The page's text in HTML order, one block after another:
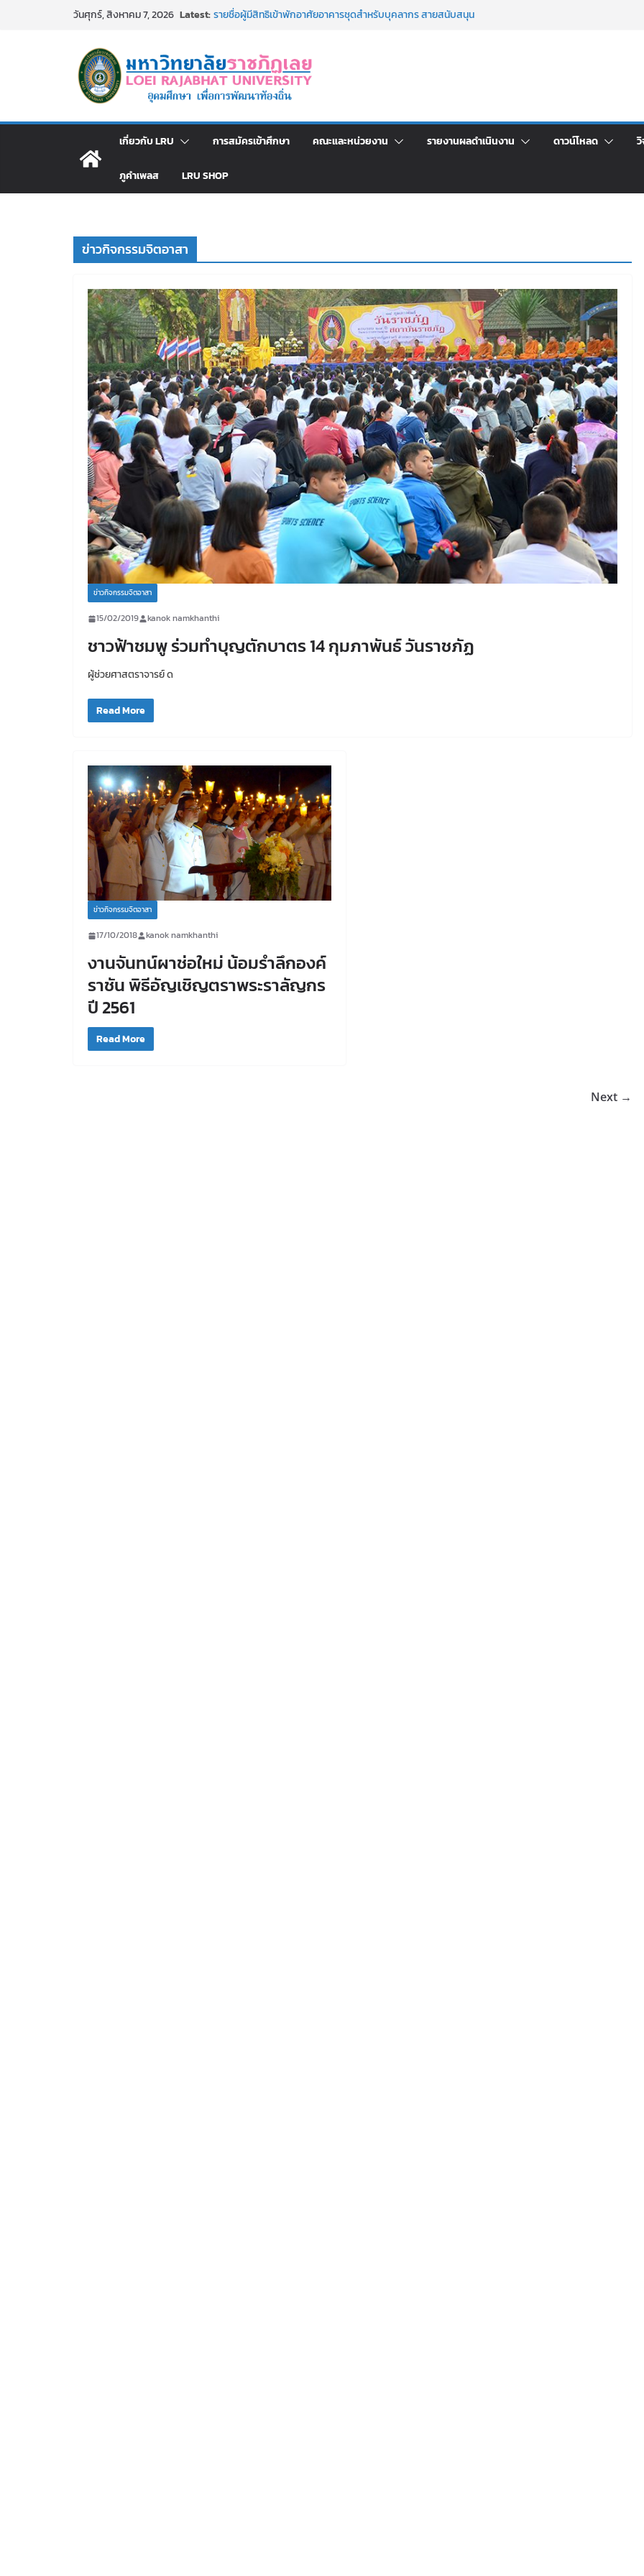
วันศุกร์, สิงหาคม 7, 2026 Latest:รายชื่อผู้มีสิทธิเข้าพักอาศัยอาคารชุดสำหรับบุคลากร สายสนับสนุน
ประกาศผู้ชนะการเสนอราคา จ้างทำปกปริญญาบัตร จำนวน ๑,๙๗๒ ชุด
โดยวิธีเฉพาะเจาะจง
ม.ราชภัฏเลย จัดกิจกรรมจิตอาสาบำเพ็ญสาธารณประโยชน์ และบำเพ็ญ
สาธารณกุศล 69
มหาวิทยาลัยราชภัฏเลย ด้วยเงินนอกงบประมาณ ประเภทเงินรายได้
เกี่ยวกับ LRU การสมัครเข้าศึกษา คณะและหน่วยงาน รายงานผลดำเนินงาน ดาวน์โหลด
ภูคำเพลส LRU SHOP
ข่าวกิจกรรมจิตอาสา
ข่าวกิจกรรมจิตอาสา
15/02/2019 kanok namkhanthi
ชาวฟ้าชมพู ร่วมทำบุญตักบาตร 14 กุมภาพันธ์ วันราชภัฏ
ผู้ช่วยศาสตราจารย์ ด
Read More
ข่าวกิจกรรมจิตอาสา
17/10/2018 kanok namkhanthi
งานจันทน์ผาช่อใหม่ น้อมรำลึกองค์
ราชัน พิธีอัญเชิญตราพระราลัญกร
ปี 2561
Read More
Next →